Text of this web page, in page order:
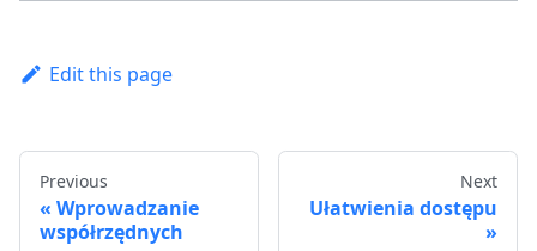
Edit this page
Previous
Wprowadzanie
współrzędnych
Next
Ułatwienia dostępu